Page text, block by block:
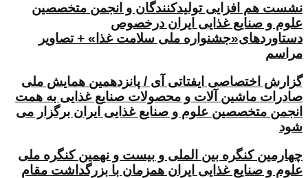
نشست هم افزایی تولیدکنندگان و انجمن متخصصین
علوم و صنایع غذایی ایران درخصوص
دستاوردهای«جشنواره ملی سلامت غذا» + تصاویر
مراسم
گزارش اختصاصی ایفتاتی آی / پانزدهمین همایش ملی
صادرات ماشین آلات و محصولات صنایع غذایی به همت
انجمن متخصصین علوم و صنایع غذایی ایران برگزار می
شود
چهارمین کنگره بین الملی و بیست و نهمین کنگره ملی
علوم و صنایع غذایی ایران همزمان با بزرگداشت مقام